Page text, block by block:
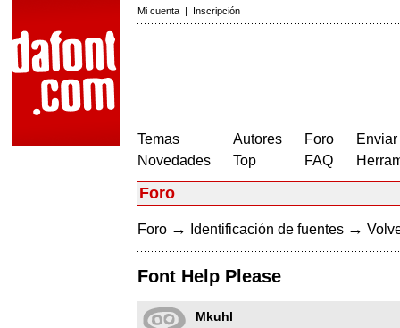
Mi cuenta | Inscripción
Temas
Novedades
Autores
Top
Foro
FAQ
Foro
Foro → Identificación de fuentes →
Font Help Please
Mkuhl